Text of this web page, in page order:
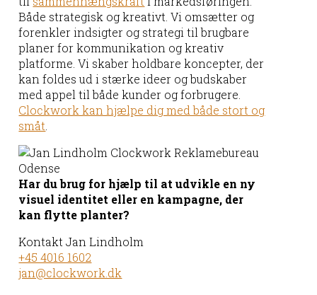
Både strategisk og kreativt. Vi omsætter og
forenkler indsigter og strategi til brugbare
planer for kommunikation og kreativ
platforme. Vi skaber holdbare koncepter, der
kan foldes ud i stærke ideer og budskaber
med appel til både kunder og forbrugere.
Clockwork kan hjælpe dig med både stort og
småt
Har du brug for hjælp til at udvikle en ny
visuel identitet eller en kampagne, der
kan flytte planter?
Kontakt Jan Lindholm
+45 4016 1602
jan@clockwork.dk